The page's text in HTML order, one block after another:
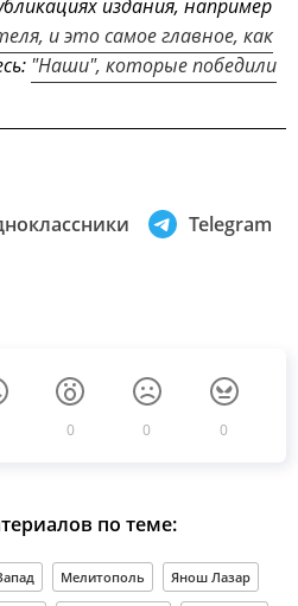
издания, например
и это самое главное, как
"Наши", которые победили
Telegram
0 0 0
по теме:
Мелитополь Янош Лазар